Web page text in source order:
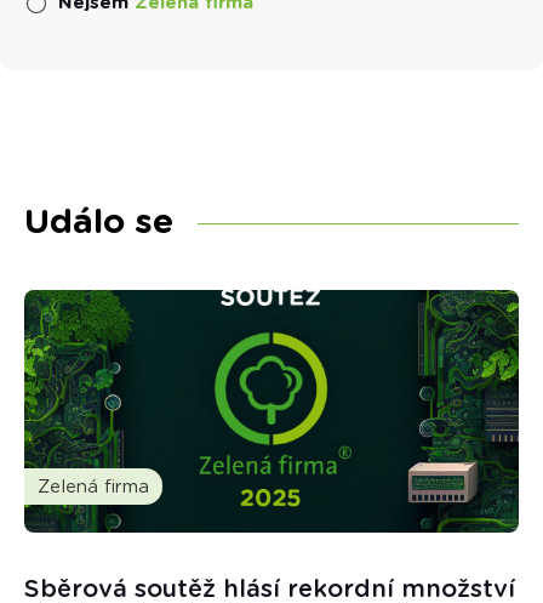
Událo se
Zelená firma
Sběrová soutěž hlásí rekordní množství